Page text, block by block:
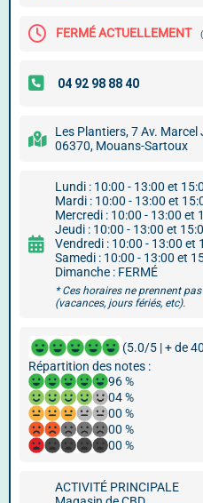
FERMÉ ACTUELLEMENT
Les Plantiers, 7 Av. Marcel
06370, Mouans-Sartoux
Lundi : 10:00 - 13:00 et
Mardi : 10:00 - 13:00 et
Mercredi : 10:00 - 13:00 et
Jeudi : 10:00 - 13:00 et
Vendredi : 10:00 - 13:00 et
Samedi : 10:00 - 13:00 et
Dimanche : FERMÉ
* Ces horaires ne prennent
(vacances, jours fériés, etc).
(5.0/5 | + de
Répartition des notes :
96 %
04 %
00 %
00 %
00 %
ACTIVITÉ PRINCIPALE